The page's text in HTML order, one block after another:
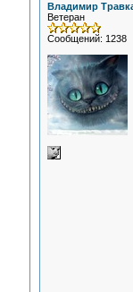
Владимир
Ветеран
Сообщений: 1238